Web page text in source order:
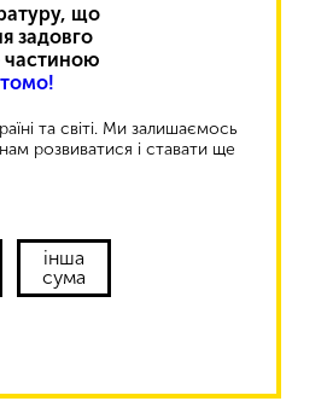
що
задовго
частиною
та світі. Ми залишаємось
розвиватися і ставати ще
інша
сума